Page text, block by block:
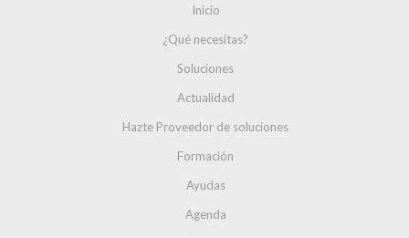
Inicio
¿Qué necesitas?
Soluciones
Actualidad
Hazte Proveedor de soluciones
Formación
Ayudas
Agenda